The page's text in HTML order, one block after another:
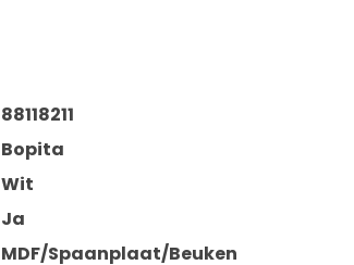
88118211
Bopita
Wit
Ja
MDF/Spaanplaat/Beuken